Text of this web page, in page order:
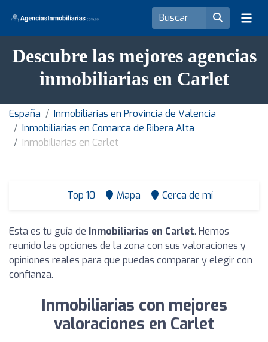
Descubre las mejores agencias
inmobiliarias en Carlet
España
Inmobiliarias en Provincia de Valencia
Inmobiliarias en Comarca de Ribera Alta
Inmobiliarias en Carlet
Top 10 Mapa Cerca de mí
Esta es tu guía de Inmobiliarias en Carlet. Hemos
reunido las opciones de la zona con sus valoraciones y
opiniones reales para que puedas comparar y elegir con
confianza.
Inmobiliarias con mejores
valoraciones en Carlet